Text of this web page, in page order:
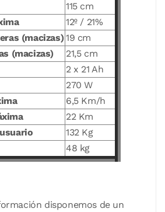
115 cm
12º / 21%
(macizas)19 cm
(macizas)
21,5 cm
2 x 21 Ah
270 W
6,5 Km/h
22 Km
132 Kg
48 kg
disponemos de un